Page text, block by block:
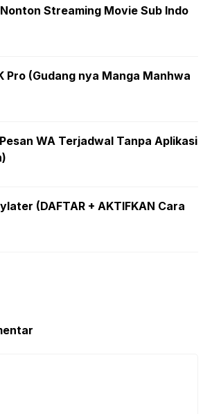
Streaming Movie Sub Indo
Pro (Gudang nya Manga Manhwa
WA Terjadwal Tanpa Aplikasi
(DAFTAR + AKTIFKAN Cara